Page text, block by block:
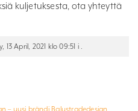
kuljetuksesta, ota yhteyttä
April, 2021 klo 09:51 i .